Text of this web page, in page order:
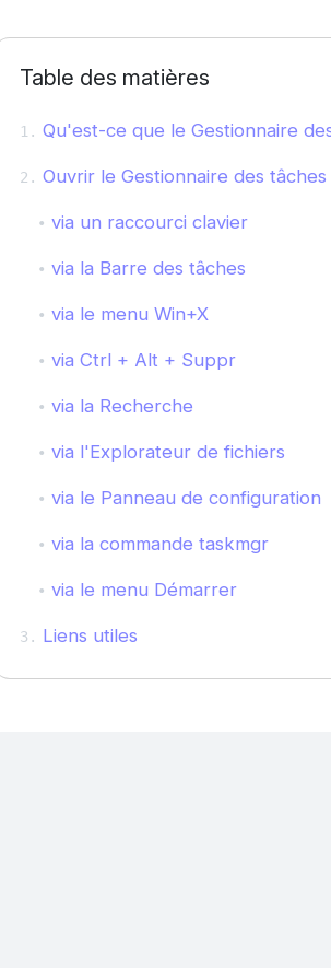
Table des matières
Qu'est-ce que le Gestionnaire
Ouvrir le Gestionnaire des tâches
via un raccourci clavier
via la Barre des tâches
via le menu Win+X
via Ctrl + Alt + Suppr
via la Recherche
via l'Explorateur de fichiers
via le Panneau de configuration
via la commande taskmgr
via le menu Démarrer
Liens utiles